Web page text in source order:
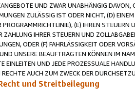
UND ZWAR UNABHÄNGIG
ZULÄSSIG IST ODER NICHT, (D)
PROGRAMMRICHTLINIE), (E) IHREN
ZAHLUNG IHRER STEUERN UND
ODER (F) FAHRLÄSSIGKEIT ODER
UNSERE BEAUFTRAGTEN KÖNNEN IM
EINLEITEN UND JEDE PROZESSUALE
RECHTE AUCH ZUM ZWECK DER
und Streitbeilegung